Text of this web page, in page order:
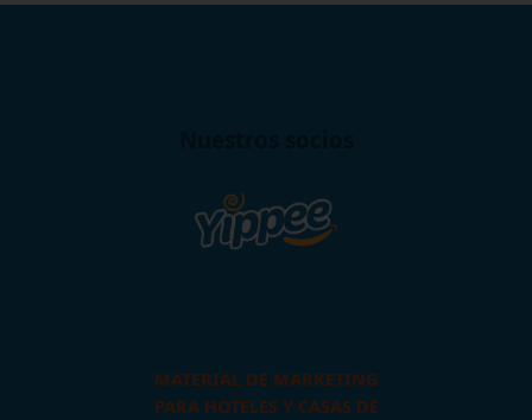
MATERIAL DE MARKETING
PARA HOTELES Y CASAS DE